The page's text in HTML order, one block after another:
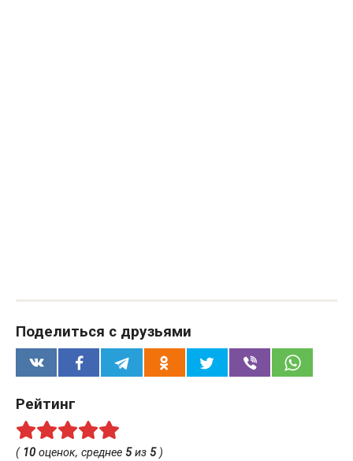
Поделиться с друзьями
Рейтинг
( 10 оценок, среднее 5 из 5 )